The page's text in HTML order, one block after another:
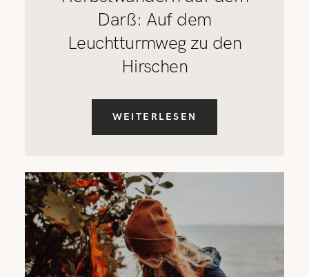
Darß: Auf dem
Leuchtturmweg zu den
Hirschen
WEITERLESEN